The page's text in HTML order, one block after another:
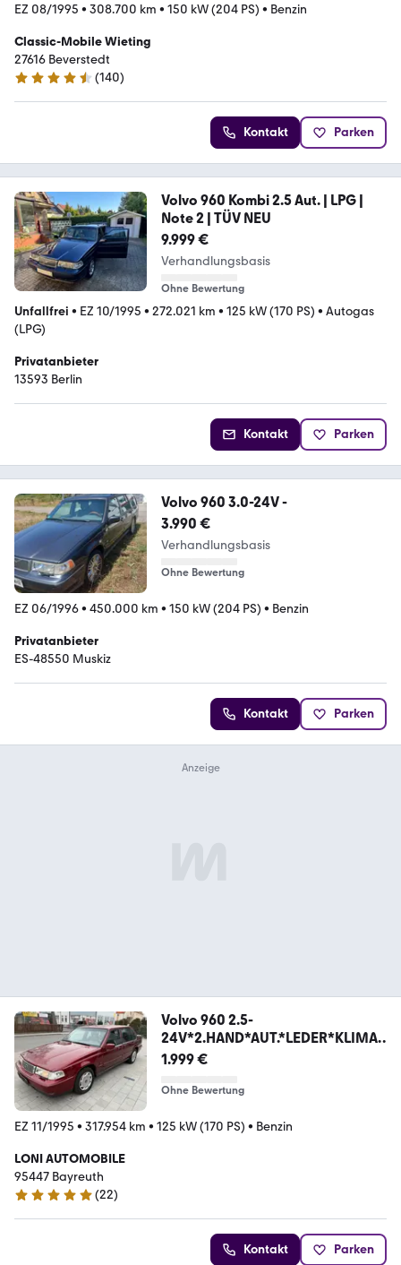
EZ 08/1995 • 308.700 km • 150 kW (204 PS) • Benzin
Classic-Mobile Wieting
27616 Beverstedt
4.7 Sterne
(140)
Kontakt Parken
Volvo 960 Kombi 2.5 Aut. | LPG |
Note 2 | TÜV NEU
9.999 €
Verhandlungsbasis
Ohne Bewertung
Unfallfrei • EZ 10/1995 • 272.021 km • 125 kW (170 PS) • Autogas
(LPG)
Privatanbieter
13593 Berlin
Kontakt Parken
Volvo 960 3.0-24V -
3.990 €
Verhandlungsbasis
Ohne Bewertung
EZ 06/1996• 450.000 km • 150 kW (204 PS) • Benzin
Privatanbieter
ES-48550 Muskiz
Kontakt Parken
Volvo 960 2.5-
24V*2.HAND*AUT.*LEDER*KLIMA*
EL.SITZE*
1.999 €
Ohne Bewertung
EZ 11/1995 • 317.954 km • 125 kW (170 PS) • Benzin
LONI AUTOMOBILE
95447 Bayreuth
5 Sterne
(22)
Kontakt Parken